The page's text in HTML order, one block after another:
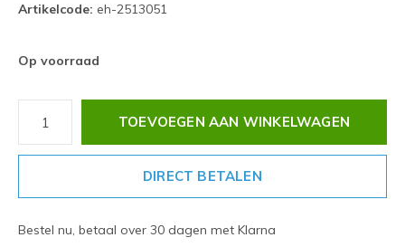
Artikelcode: eh-2513051
Op voorraad
TOEVOEGEN AAN WINKELWAGEN
DIRECT BETALEN
Bestel nu, betaal over 30 dagen met Klarna